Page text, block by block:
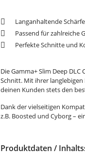
Langanhaltende
Passend für zahlreiche
Perfekte Schnitte und
Die Gamma+ Slim Deep
Schnitt. Mit ihrer
deinen Kunden stets den
Dank der vielseitigen
z.B. Boosted und Cyborg –
Produktdaten /